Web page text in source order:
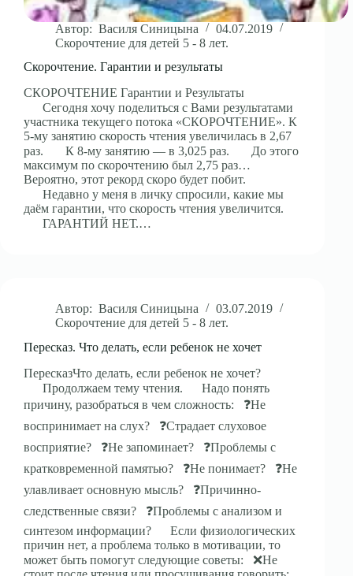
Автор: Василя Синицына
04.07.2019
Скорочтение для детей 5 - 8 лет.
Скорочтение. Гарантии и результаты
СКОРОЧТЕНИЕ Гарантии и Результаты
⠀⠀Сегодня хочу поделиться с Вами результатами
участника текущего потока «СКОРОЧТЕНИЕ». К
5-му занятию скорость чтения увеличилась в 2,67
раз. ⠀⠀К 8-му занятию — в 3,025 раз. ⠀⠀До этого
максимум по скорочтению был 2,75 раз…
Вероятно, этот рекорд скоро будет побит.
⠀⠀Недавно у меня в личку спросили, какие мы
даём гарантии, что скорость чтения увеличится.
⠀⠀ГАРАНТИЙ НЕТ.…
Автор: Василя Синицына
03.07.2019
Скорочтение для детей 5 - 8 лет.
Пересказ. Что делать, если ребенок не хочет
ПересказЧто делать, если ребенок не хочет?
⠀⠀Продолжаем тему чтения.⠀⠀Надо понять
причину, разобраться в чем сложность:⠀❓Не
воспринимает на слух?⠀❓Страдает слуховое
восприятие?⠀❓Не запоминает?⠀❓Проблемы с
кратковременной памятью?⠀❓Не понимает?⠀❓Не
улавливает основную мысль?⠀❓Причинно-
следственные связи?⠀❓Проблемы с анализом и
синтезом информации?⠀⠀Если физиологических
причин нет, а проблема только в мотивации, то
может быть помогут следующие советы:⠀❌Не